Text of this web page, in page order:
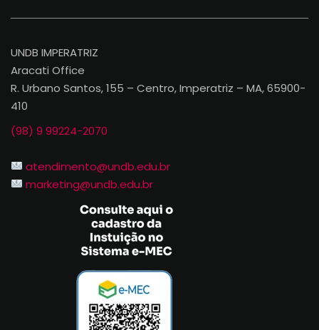
UNDB IMPERATRIZ
Aracati Office
R. Urbano Santos, 155 – Centro, Imperatriz – MA, 65900-
410
(98) 9 99224-2070
atendimento@undb.edu.br
marketing@undb.edu.br